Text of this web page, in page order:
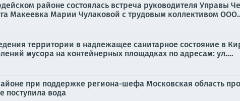
районе состоялась встреча руководителя Управы
Макеевка Марии Чулаковой с трудовым коллективом
территории в надлежащее санитарное состояние в
мусора на контейнерных площадках по адресам: ул....
при поддержке региона-шефа Московская область
поступила вода